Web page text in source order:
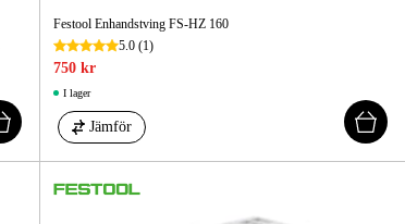
Festool Enhandstving FS-HZ 160
5.0(1)
750 kr
I lager
Jämför